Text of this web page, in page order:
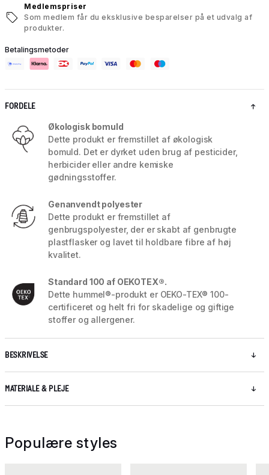
Medlemspriser
Som medlem får du eksklusive besparelser på et udvalg af
produkter.
Betalingsmetoder
FORDELE
Økologisk bomuld
Dette produkt er fremstillet af økologisk
bomuld. Det er dyrket uden brug af pesticider,
herbicider eller andre kemiske
gødningsstoffer.
Genanvendt polyester
Dette produkt er fremstillet af
genbrugspolyester, der er skabt af genbrugte
plastflasker og lavet til holdbare fibre af høj
kvalitet.
Standard 100 af OEKOTEX®.
Dette hummel®-produkt er OEKO-TEX® 100-
certificeret og helt fri for skadelige og giftige
stoffer og allergener.
BESKRIVELSE
MATERIALE & PLEJE
Populære styles